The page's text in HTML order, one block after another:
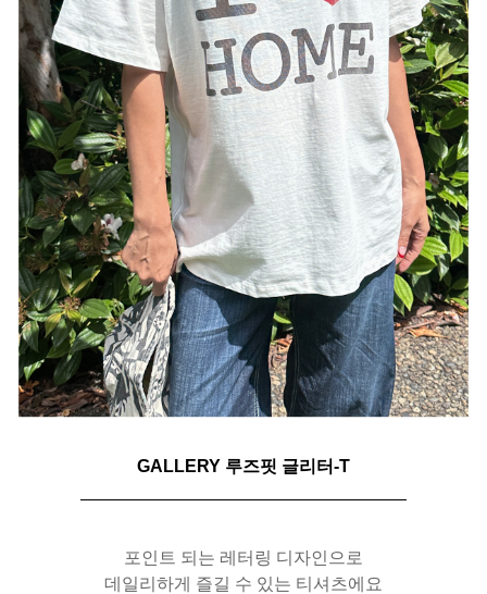
GALLERY 루즈핏 글리터-T
포인트 되는 레터링 디자인으로
데일리하게 즐길 수 있는 티셔츠에요